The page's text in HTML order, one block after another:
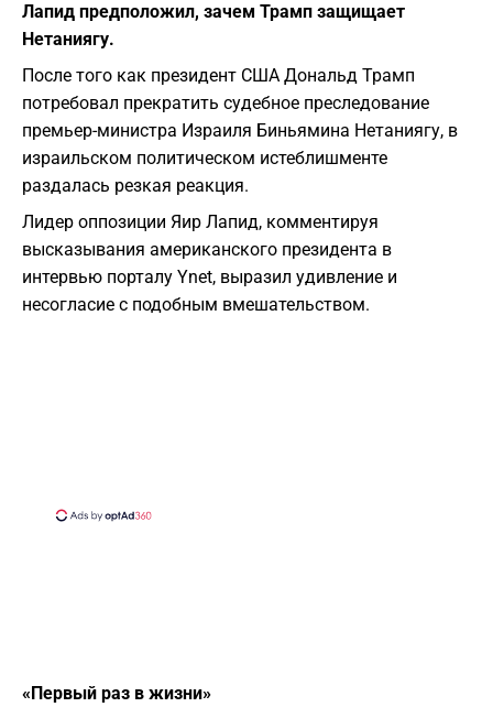
Лапид предположил, зачем Трамп защищает
Нетаниягу.
После того как президент США Дональд Трамп
потребовал прекратить судебное преследование
премьер-министра Израиля Биньямина Нетаниягу, в
израильском политическом истеблишменте
раздалась резкая реакция.
Лидер оппозиции Яир Лапид, комментируя
высказывания американского президента в
интервью порталу Ynet, выразил удивление и
несогласие с подобным вмешательством.
«Первый раз в жизни»